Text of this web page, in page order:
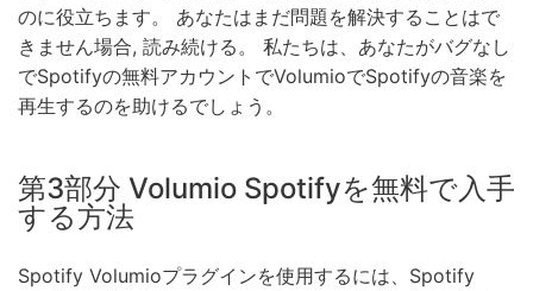
のに役立ちます。 あなたはまだ問題を解決することはで
きません場合, 読み続ける。 私たちは、あなたがバグなし
でSpotifyの無料アカウントでVolumioでSpotifyの音楽を
再生するのを助けるでしょう。
第3部分 Volumio Spotifyを無料で入手
する方法
Spotify Volumioプラグインを使用するには、Spotify